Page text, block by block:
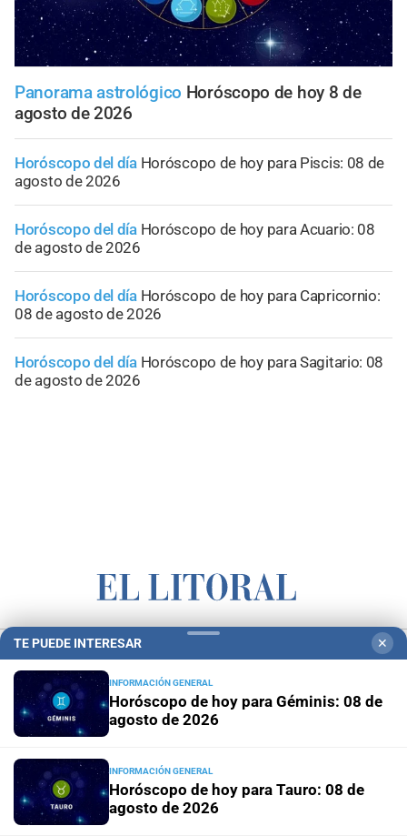
Panorama astrológico Horóscopo de hoy 8 de
agosto de 2026
Horóscopo del día Horóscopo de hoy para Piscis: 08 de
agosto de 2026
Horóscopo del día Horóscopo de hoy para Acuario: 08
de agosto de 2026
Horóscopo del día Horóscopo de hoy para Capricornio:
08 de agosto de 2026
Horóscopo del día Horóscopo de hoy para Sagitario: 08
de agosto de 2026
Campolitoral Revista Nosotros
CYD Litoral
Podcasts Mirador Provincial
Notife Educacion SF
TE PUEDE INTERESAR ✕
INFORMACIÓN GENERAL
Horóscopo de hoy para Géminis: 08 de
agosto de 2026
INFORMACIÓN GENERAL
Horóscopo de hoy para Tauro: 08 de
agosto de 2026